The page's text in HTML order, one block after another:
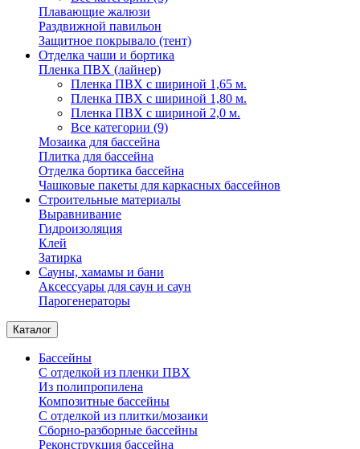
Плавающие жалюзи
Раздвижной павильон
Защитное покрывало (тент)
Отделка чаши и бортика
Пленка ПВХ (лайнер)
Пленка ПВХ с шириной 1,65 м.
Пленка ПВХ с шириной 1,80 м.
Пленка ПВХ с шириной 2,0 м.
Все категории (9)
Мозаика для бассейна
Плитка для бассейна
Отделка бортика бассейна
Чашковые пакеты для каркасных бассейнов
Строительные материалы
Выравнивание
Гидроизоляция
Клей
Затирка
Сауны, хамамы и бани
Аксессуары для саун и саун
Парогенераторы
Каталог
Бассейны
С отделкой из пленки ПВХ
Из полипропилена
Композитные бассейны
С отделкой из плитки/мозаики
Сборно-разборные бассейны
Реконструкция бассейна